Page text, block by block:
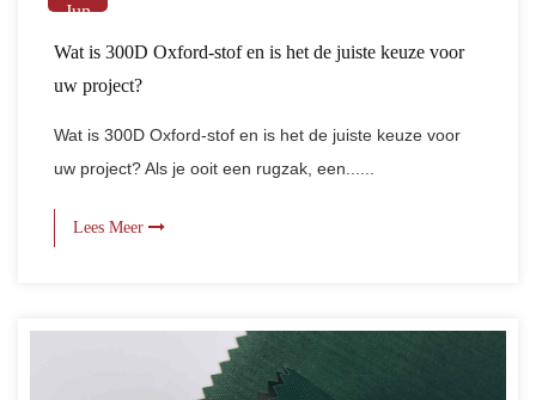
Jun
Wat is 300D Oxford-stof en is het de juiste keuze voor
uw project?
Wat is 300D Oxford-stof en is het de juiste keuze voor
uw project? Als je ooit een rugzak, een......
Lees Meer